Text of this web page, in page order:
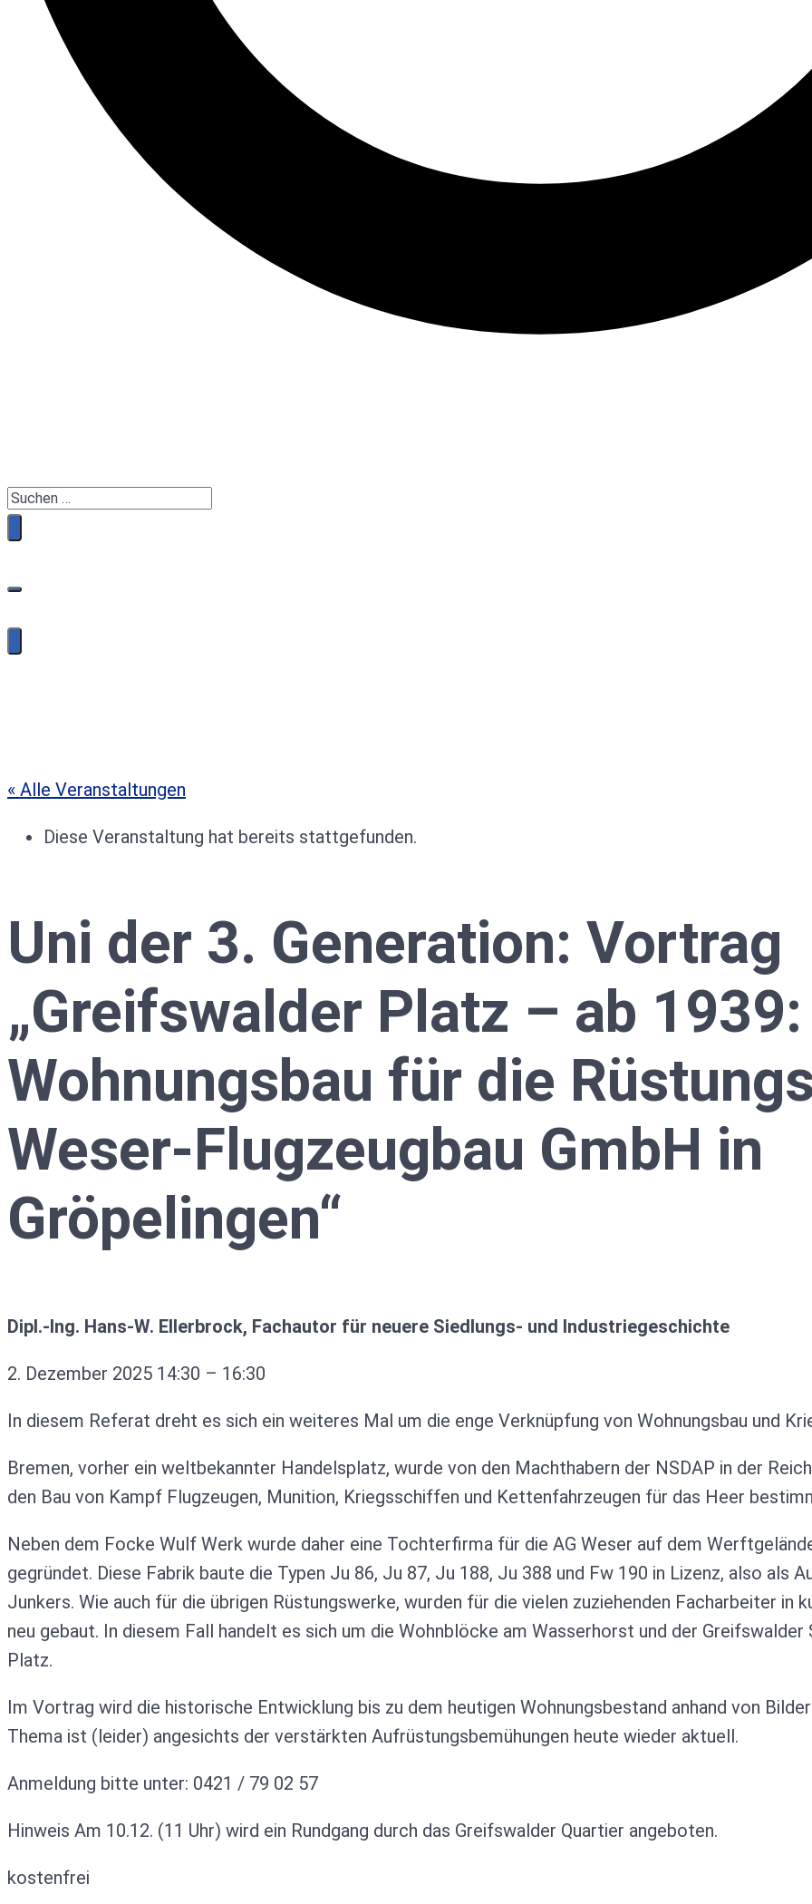
« Alle Veranstaltungen
Diese Veranstaltung hat bereits stattgefunden.
Uni der 3. Generation: Vortrag
„Greifswalder Platz – ab 1939:
Wohnungsbau für die
Weser-Flugzeugbau GmbH in
Gröpelingen“
Dipl.-Ing. Hans-W. Ellerbrock, Fachautor für neuere Siedlungs- und Industriegeschichte
2. Dezember 2025 14:30 – 16:30
In diesem Referat dreht es sich ein weiteres Mal um die enge Verknüpfung von Wohnungsbau und
Bremen, vorher ein weltbekannter Handelsplatz, wurde von den Machthabern der NSDAP in der
den Bau von Kampf Flugzeugen, Munition, Kriegsschiffen und Kettenfahrzeugen für das Heer
Neben dem Focke Wulf Werk wurde daher eine Tochterfirma für die AG Weser auf dem
gegründet. Diese Fabrik baute die Typen Ju 86, Ju 87, Ju 188, Ju 388 und Fw 190 in Lizenz, also als
Junkers. Wie auch für die übrigen Rüstungswerke, wurden für die vielen zuziehenden Facharbeiter
neu gebaut. In diesem Fall handelt es sich um die Wohnblöcke am Wasserhorst und der
Platz.
Im Vortrag wird die historische Entwicklung bis zu dem heutigen Wohnungsbestand anhand von
Thema ist (leider) angesichts der verstärkten Aufrüstungsbemühungen heute wieder aktuell.
Anmeldung bitte unter: 0421 / 79 02 57
Hinweis Am 10.12. (11 Uhr) wird ein Rundgang durch das Greifswalder Quartier angeboten.
kostenfrei